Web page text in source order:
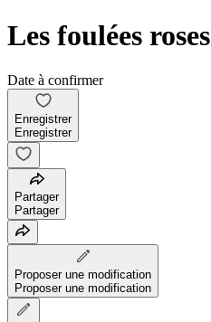
Les foulées roses
Date à confirmer
Enregistrer
Enregistrer
Partager
Partager
Proposer une modification
Proposer une modification